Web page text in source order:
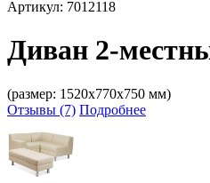
Артикул: 7012118
Диван 2-
(размер: 1520х770х750 мм)
Отзывы (7) Подробнее